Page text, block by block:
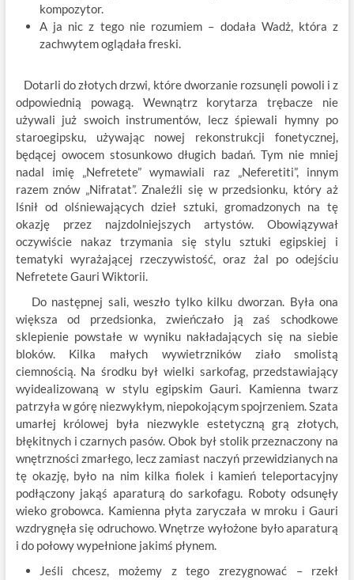
kompozytor.
A ja nic z tego nie rozumiem – dodała Wadż, która z
zachwytem oglądała freski.
Dotarli do złotych drzwi, które dworzanie rozsunęli powoli i z
odpowiednią powagą. Wewnątrz korytarza trębacze nie
używali już swoich instrumentów, lecz śpiewali hymny po
staroegipsku, używając nowej rekonstrukcji fonetycznej,
będącej owocem stosunkowo długich badań. Tym nie mniej
nadal imię „Nefretete” wymawiali raz „Neferetiti”, innym
razem znów „Nifratat”. Znaleźli się w przedsionku, który aż
lśnił od olśniewających dzieł sztuki, gromadzonych na tę
okazję przez najzdolniejszych artystów. Obowiązywał
oczywiście nakaz trzymania się stylu sztuki egipskiej i
tematyki wyrażającej rzeczywistość, oraz żal po odejściu
Nefretete Gauri Wiktorii.
Do następnej sali, weszło tylko kilku dworzan. Była ona
większa od przedsionka, zwieńczało ją zaś schodkowe
sklepienie powstałe w wyniku nakładających się na siebie
bloków. Kilka małych wywietrzników ziało smolistą
ciemnością. Na środku był wielki sarkofag, przedstawiający
wyidealizowaną w stylu egipskim Gauri. Kamienna twarz
patrzyła w górę niezwykłym, niepokojącym spojrzeniem. Szata
umarłej królowej była niezwykle estetyczną grą złotych,
błękitnych i czarnych pasów. Obok był stolik przeznaczony na
wnętrzności zmarłego, lecz zamiast naczyń przewidzianych na
tę okazję, było na nim kilka fiolek i kamień teleportacyjny
podłączony jakąś aparaturą do sarkofagu. Roboty odsunęły
wieko grobowca. Kamienna płyta zaryczała w mroku i Gauri
wzdrygnęła się odruchowo. Wnętrze wyłożone było aparaturą
i do połowy wypełnione jakimś płynem.
Jeśli chcesz, możemy z tego zrezygnować – rzekł